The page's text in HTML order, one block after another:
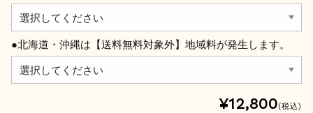
●北海道・沖縄は【送料無料対象外】地域料が発生します。
¥12,800(税込)